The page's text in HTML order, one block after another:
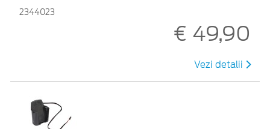
2344023
€ 49,90
Vezi detalii